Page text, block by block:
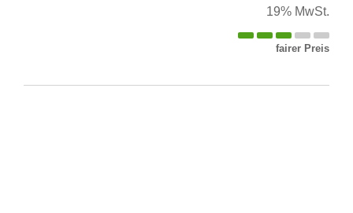
19% MwSt.
fairer Preis